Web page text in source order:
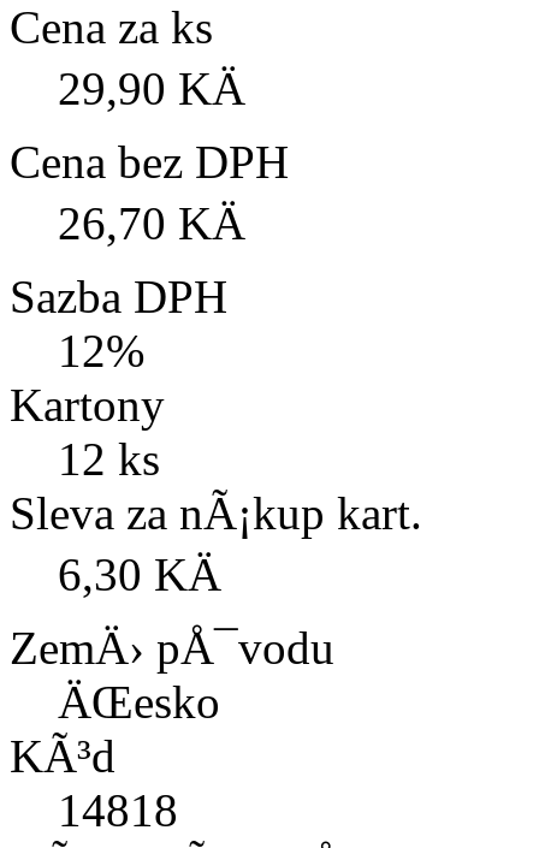
Cena za ks
29,90 KÄ
Cena bez DPH
26,70 KÄ
Sazba DPH
12%
Kartony
12 ks
Sleva za nÃ¡kup kart.
6,30 KÄ
ZemÄ› pÅ¯vodu
ÄŒesko
KÃ³d
14818